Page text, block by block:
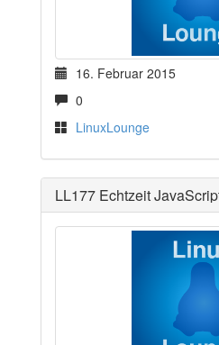
16. Februar 2015
0
LinuxLounge
LL177 Echtzeit